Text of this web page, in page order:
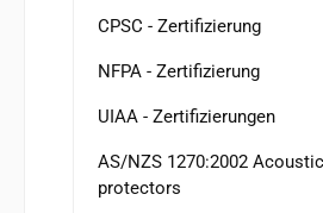
CPSC - Zertifizierung
NFPA - Zertifizierung
UIAA - Zertifizierungen
AS/NZS 1270:2002
protectors